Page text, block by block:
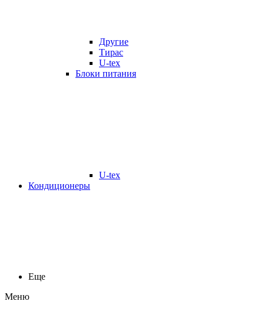
Другие
Тирас
U-tex
Блоки питания
U-tex
Кондиционеры
Еще
Меню